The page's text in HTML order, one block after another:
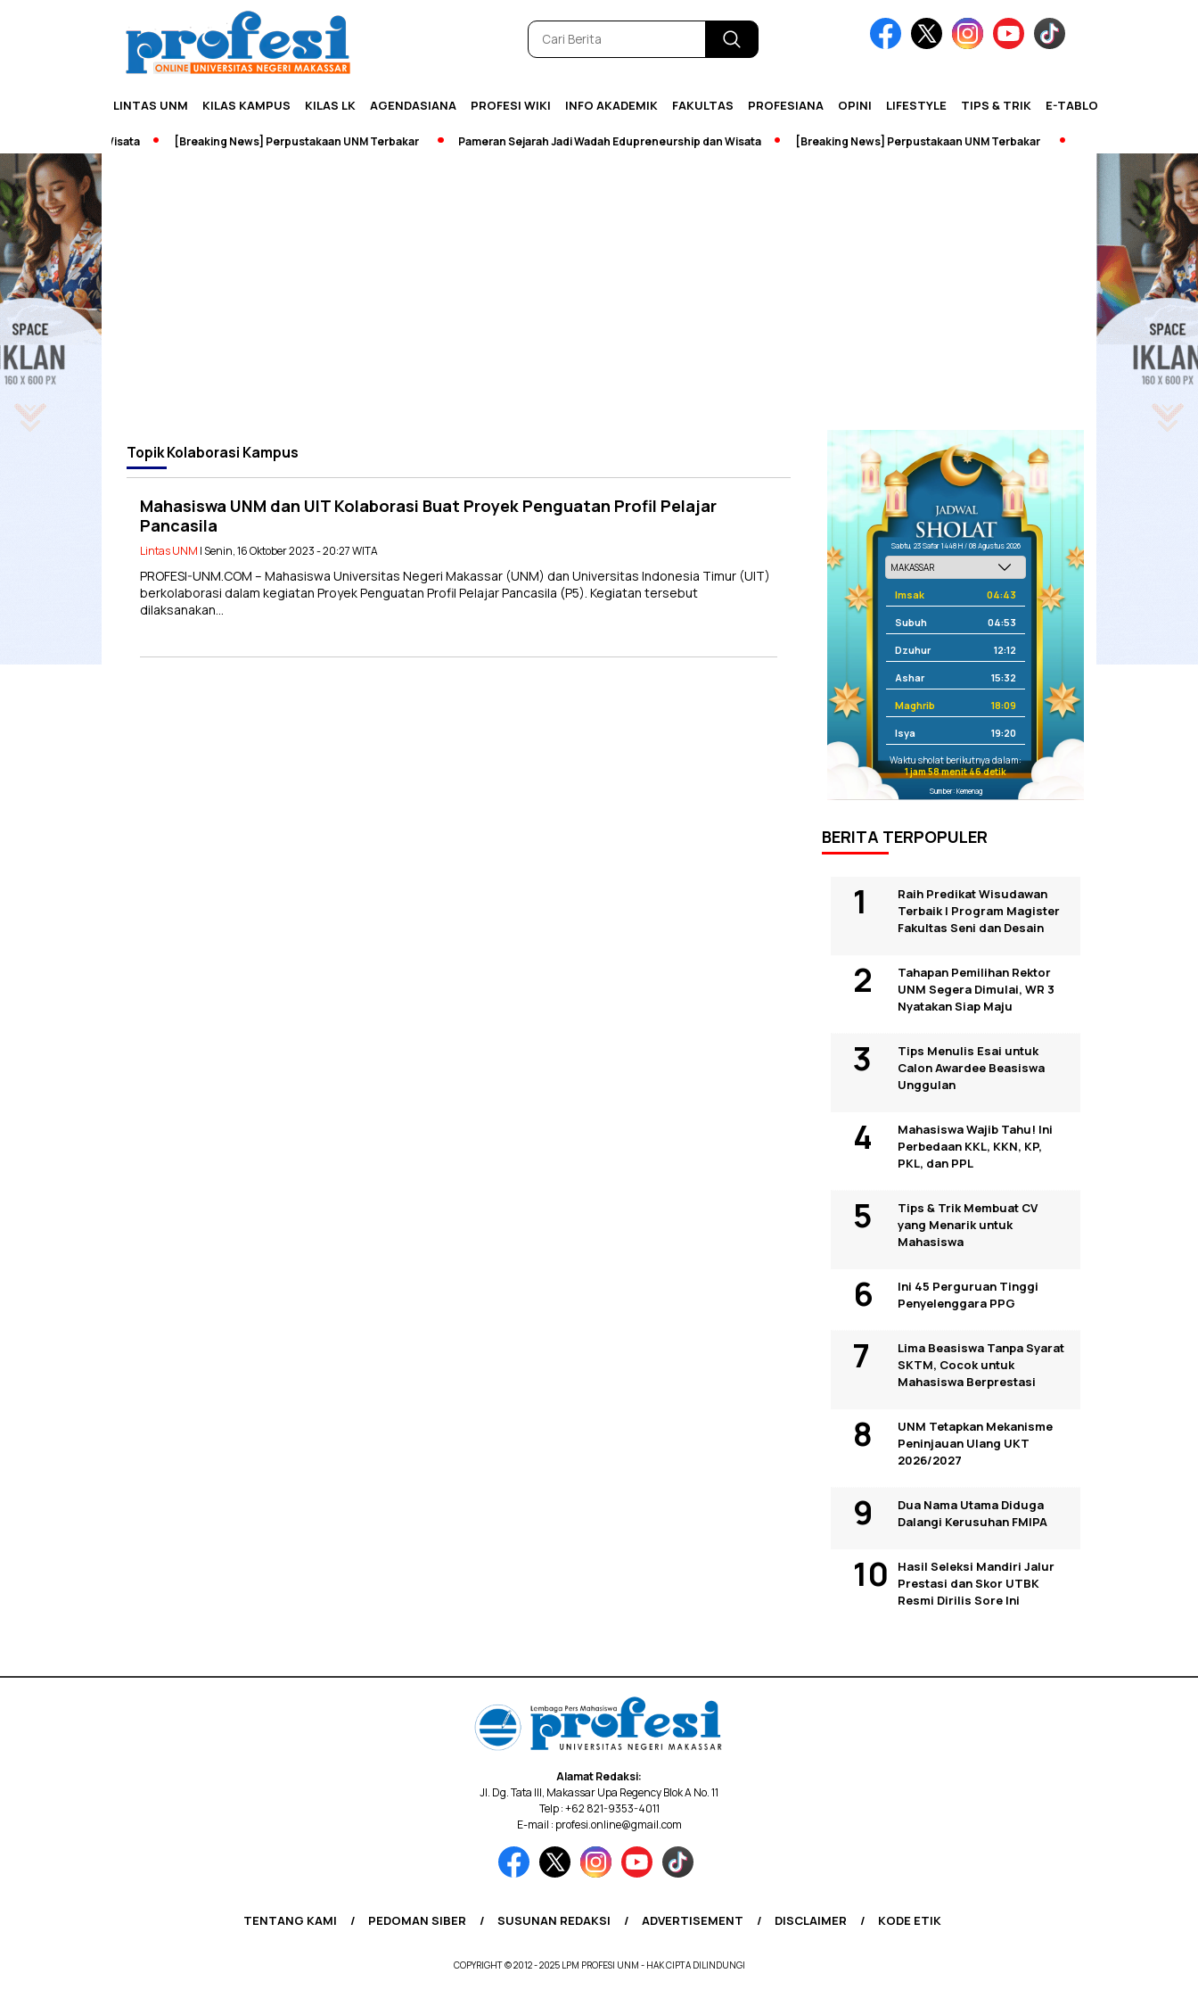
LINTAS UNM KILAS KAMPUS KILAS LK AGENDASIANA PROFESI WIKI INFO AKADEMIK FAKULTAS PROFESIANA OPINI LIFESTYLE TIPS & TRIK E-TABLOID
dan Wisata [Breaking News] Perpustakaan UNM Terbakar Pameran Sejarah Jadi Wadah Edupreneurship dan Wisata [Breaking News] Perpustakaan UNM Terbakar
TopikKolaborasi Kampus
Mahasiswa UNM dan UIT Kolaborasi Buat Proyek Penguatan Profil Pelajar
Pancasila
Lintas UNM | Senin, 16 Oktober 2023 - 20:27 WITA
PROFESI-UNM.COM – Mahasiswa Universitas Negeri Makassar (UNM) dan Universitas Indonesia Timur (UIT)
berkolaborasi dalam kegiatan Proyek Penguatan Profil Pelajar Pancasila (P5). Kegiatan tersebut
dilaksanakan…
Sabtu, 23 Safar 1448 H / 08 Agustus 2026
Imsak 04:43
Subuh 04:53
Dzuhur 12:12
Ashar 15:32
Maghrib 18:09
Isya 19:20
Waktu sholat berikutnya dalam:
1 jam 58 menit 45 detik
Sumber: Kemenag
BERITA TERPOPULER
Raih Predikat Wisudawan
Terbaik I Program Magister
Fakultas Seni dan Desain
Tahapan Pemilihan Rektor
UNM Segera Dimulai, WR 3
Nyatakan Siap Maju
Tips Menulis Esai untuk
Calon Awardee Beasiswa
Unggulan
Mahasiswa Wajib Tahu! Ini
Perbedaan KKL, KKN, KP,
PKL, dan PPL
Tips & Trik Membuat CV
yang Menarik untuk
Mahasiswa
Ini 45 Perguruan Tinggi
Penyelenggara PPG
Lima Beasiswa Tanpa Syarat
SKTM, Cocok untuk
Mahasiswa Berprestasi
UNM Tetapkan Mekanisme
Peninjauan Ulang UKT
2026/2027
Dua Nama Utama Diduga
Dalangi Kerusuhan FMIPA
Hasil Seleksi Mandiri Jalur
Prestasi dan Skor UTBK
Resmi Dirilis Sore Ini
Alamat Redaksi:
Jl. Dg. Tata III, Makassar Upa Regency Blok A No. 11
Telp : +62 821-9353-4011
E-mail : profesi.online@gmail.com
TENTANG KAMI PEDOMAN SIBER SUSUNAN REDAKSI ADVERTISEMENT DISCLAIMER KODE ETIK
COPYRIGHT © 2012 - 2025 LPM PROFESI UNM - HAK CIPTA DILINDUNGI